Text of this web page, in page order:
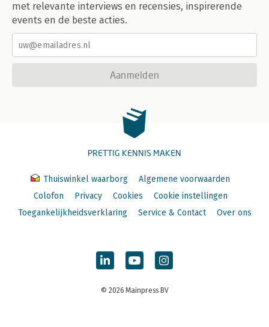
met relevante interviews en recensies, inspirerende
events en de beste acties.
Aanmelden
PRETTIG KENNIS MAKEN
Thuiswinkel waarborg
Algemene voorwaarden
Colofon
Privacy Cookies
Cookie instellingen
Toegankelijkheidsverklaring
Service & Contact Over ons
© 2026 Mainpress BV